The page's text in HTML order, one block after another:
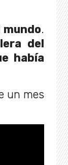
.
del
había
un mes